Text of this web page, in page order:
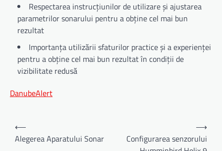
Respectarea instrucțiunilor de utilizare și ajustarea
parametrilor sonarului pentru a obține cel mai bun
rezultat
Importanța utilizării sfaturilor practice și a experienței
pentru a obține cel mai bun rezultat în condiții de
vizibilitate redusă
DanubeAlert
Navigare
în
⟵
Alegerea Aparatului Sonar
Configurarea senzorului
⟶